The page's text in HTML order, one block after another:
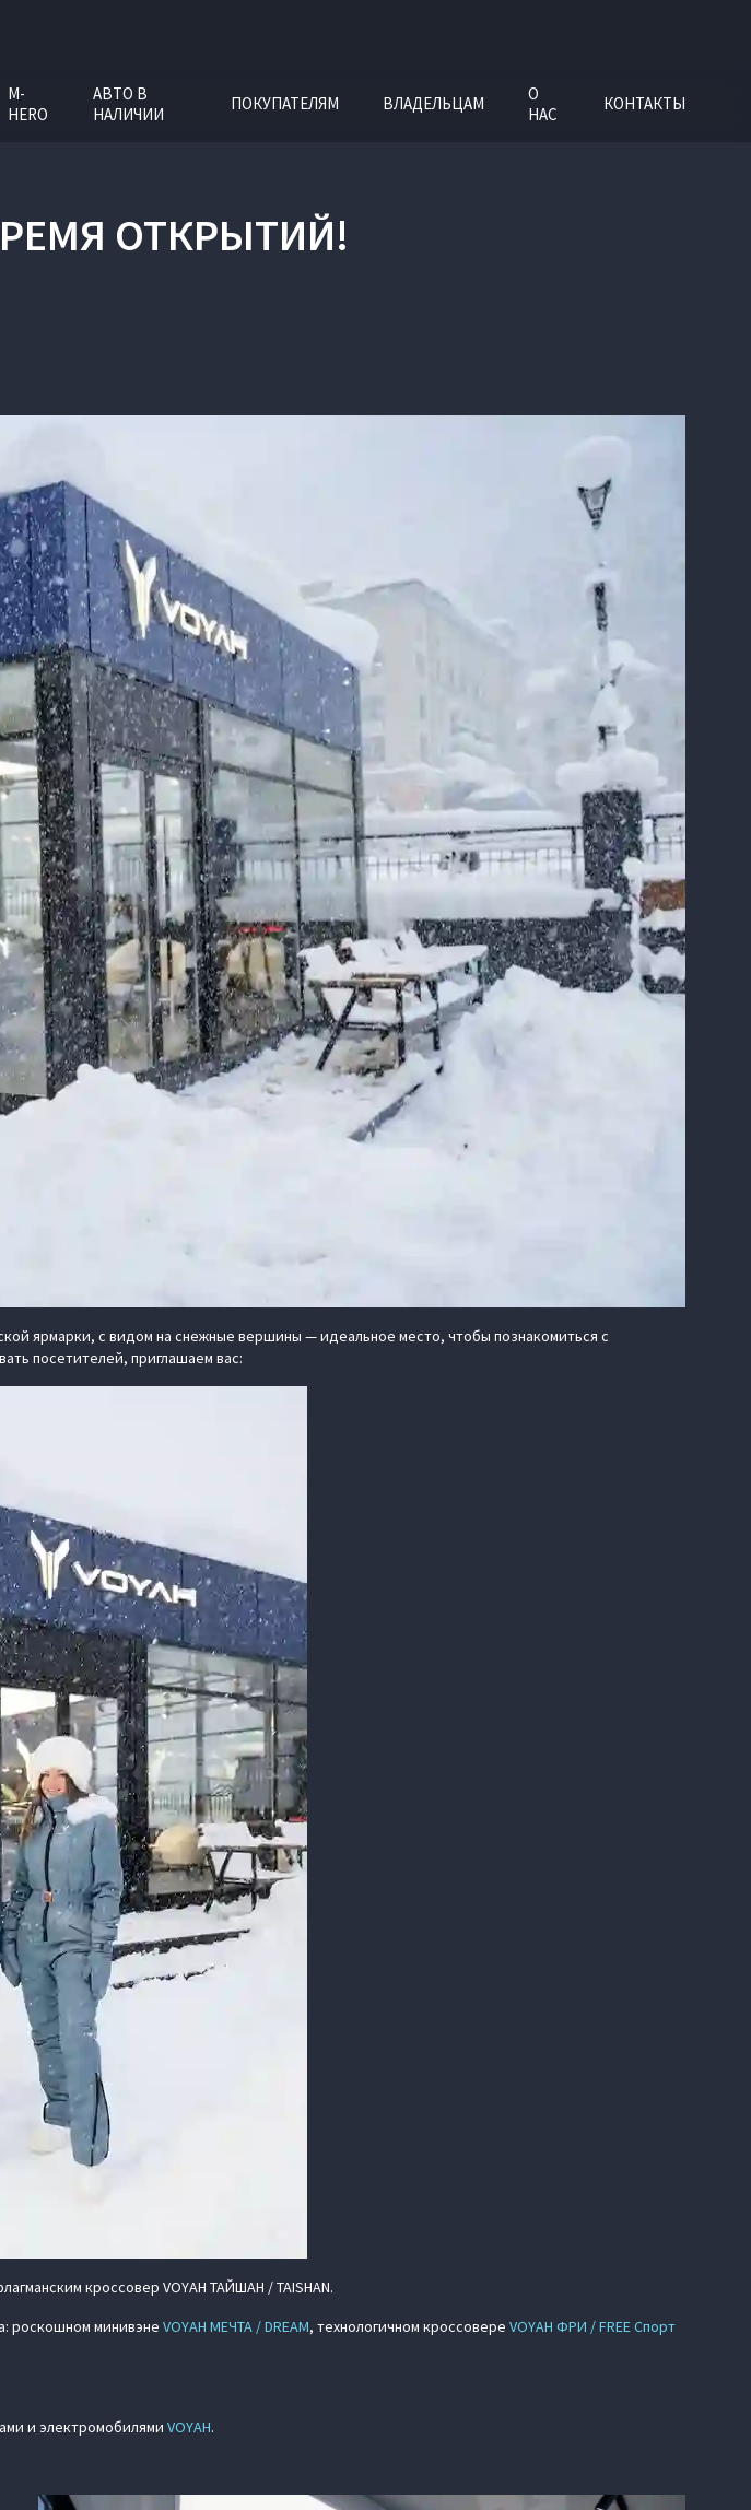
M-
HERO
АВТО В
НАЛИЧИИ
ПОКУПАТЕЛЯМ ВЛАДЕЛЬЦАМ
О
НАС
КОНТАКТЫ
ОТКРЫТИЙ!
ярмарки, с видом на снежные вершины — идеальное место, чтобы познакомиться с
посетителей, приглашаем вас:
кроссовер VOYAH ТАЙШАН / TAISHAN.
роскошном минивэне VOYAH МЕЧТА / DREAM, технологичном кроссовере VOYAH ФРИ / FREE Спорт
и электромобилями VOYAH.